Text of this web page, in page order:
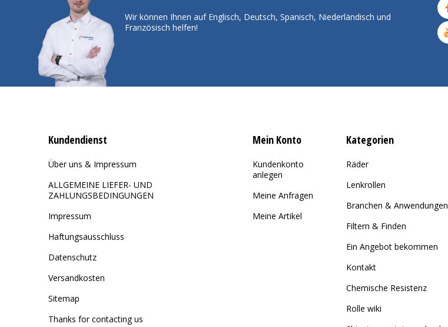
Wir können Ihnen auf Englisch, Deutsch, Spanisch, Niederländisch und
Französisch helfen!
Kundendienst
Über uns & Impressum
ALLGEMEINE LIEFER- UND
ZAHLUNGSBEDINGUNGEN
Impressum
Haftungsausschluss
Datenschutz
Versandkosten
Sitemap
Thanks for contacting us
Mein Konto
Kundenkonto
anlegen
Meine Anfragen
Meine Artikel
Kategorien
Räder
Lenkrollen
Branchen & Anwendungen
Filtern & Finden
Ein Angebot bekommen
Kontakt
Chemische Resistenz
Rolle wiki